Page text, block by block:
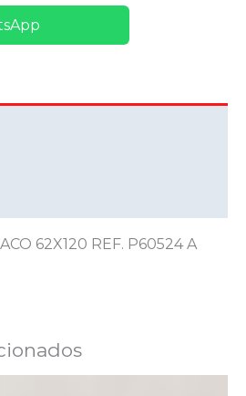
62X120 REF. P60524 A